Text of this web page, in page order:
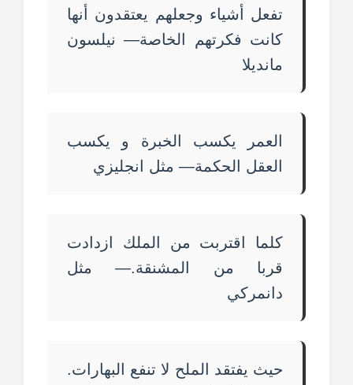
تفعل أشياء وجعلهم يعتقدون أنها
كانت فكرتهم الخاصة— نيلسون
مانديلا
العمر يكسب الخبرة و يكسب
العقل الحكمة— مثل انجليزي
كلما اقتربت من الملك ازدادت
قربا من المشنقة.— مثل
دانمركي
حيث يفتقد الملح لا تنفع البهارات.